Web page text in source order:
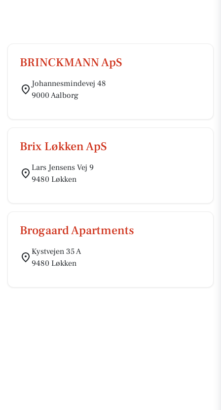
BRINCKMANN ApS
Johannesmindevej 48
9000 Aalborg
Brix Løkken ApS
Lars Jensens Vej 9
9480 Løkken
Brogaard Apartments
Kystvejen 35 A
9480 Løkken